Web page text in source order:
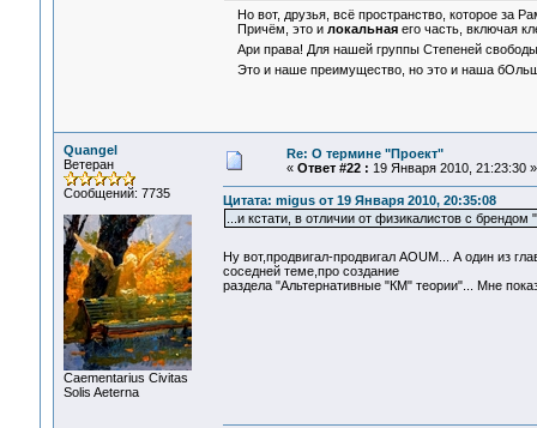
Но вот, друзья, всё пространство, которое за
Причём, это и локальнаяего часть, включая
Ари права! Для нашей группы Степеней
Это и наше преимущество, но это и наша
Quangel
Ветеран
Сообщений: 7735
Сaementarius Civitas
Solis Aeterna
Re: О термине "Проект"
« Ответ #22 : 19 Января 2010, 21:23:30 »
Цитата: migus от 19 Января 2010, 20:35:08
...и кстати, в отличии от физикалистов с
Ну вот,продвигал-продвигал AOUM... А один из
соседней теме,про создание
раздела "Альтернативные "КМ" теории"... Мне